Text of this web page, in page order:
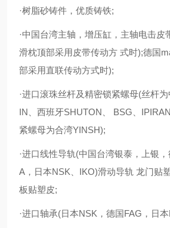
·树脂砂铸件，优质铸铁;
·中国台湾主轴，增压缸，主轴电击皮
滑枕顶部采用皮带传动方 式时);德国
部采用直联传动方式时);
·进口滚珠丝杆及精密锁紧螺母(丝杆
IN、西班牙SHUTON、 BSG、
紧螺母为合湾YINSH);
·进口线性导轨(中国台湾银泰，上银
A，日本NSK、IKO)滑动导轨 龙门贴
板贴塑皮;
·进口轴承(日本NSK，德国FAG，日本